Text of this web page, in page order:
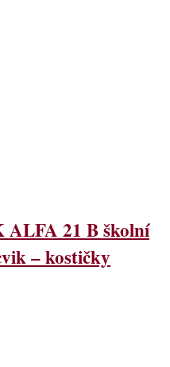
ALFA 21 B školní
– kostičky